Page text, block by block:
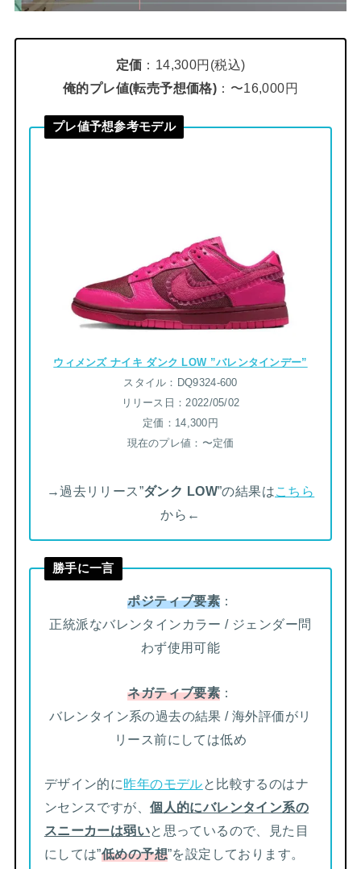
定価 ：14,300円(税込)
俺的プレ値(転売予想価格) ：〜16,000円
プレ値予想参考モデル
ウィメンズ ナイキ ダンク LOW ”バレンタインデー”
スタイル：DQ9324-600
リリース日：2022/05/02
定価：14,300円
現在のプレ値：〜定価
→過去リリース”ダンク LOW”の結果はこちら
から←
勝手に一言
ポジティブ要素 ：
正統派なバレンタインカラー / ジェンダー問
わず使用可能
ネガティブ要素 ：
バレンタイン系の過去の結果 / 海外評価がリ
リース前にしては低め
デザイン的に昨年のモデルと比較するのはナ
ンセンスですが、個人的にバレンタイン系の
スニーカーは弱いと思っているので、見た目
にしては”低めの予想”を設定しております。